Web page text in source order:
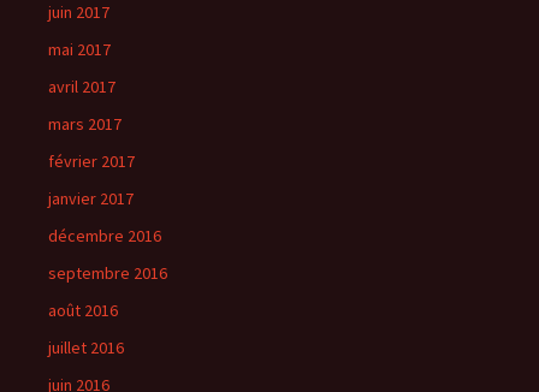
juin 2017
mai 2017
avril 2017
mars 2017
février 2017
janvier 2017
décembre 2016
septembre 2016
août 2016
juillet 2016
juin 2016